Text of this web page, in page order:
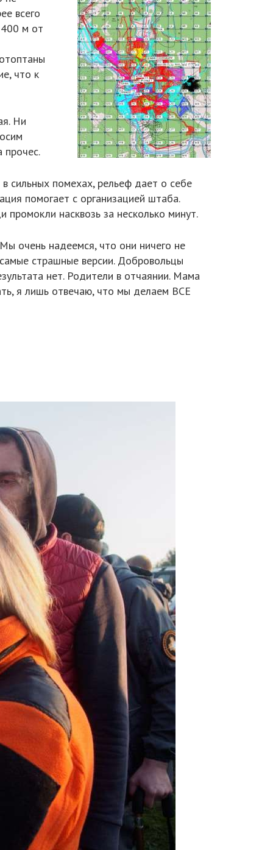
всего
400 м от
что к
Ни
прочес.
сильных помехах, рельеф дает о себе
помогает с организацией штаба.
насквозь за несколько минут.
очень надеемся, что они ничего не
страшные версии. Добровольцы
нет. Родители в отчаянии. Мама
я лишь отвечаю, что мы делаем ВСЕ